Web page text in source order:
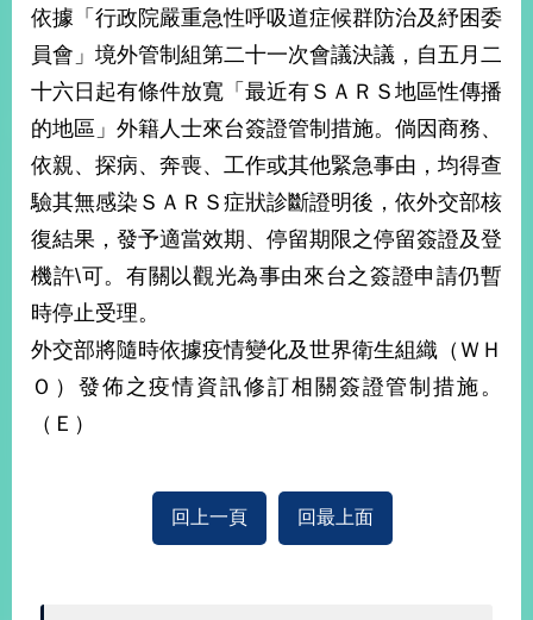
值
交
經
濟
不
落
國
台
海
和
平
護
照
回
依據「行政院嚴重急性呼吸道症候群防治及紓困委
員會」境外管制組第二十一次會議決議，自五月二
十六日起有條件放寬「最近有ＳＡＲＳ地區性傳播
的地區」外籍人士來台簽證管制措施。倘因商務、
依親、探病、奔喪、工作或其他緊急事由，均得查
驗其無感染ＳＡＲＳ症狀診斷證明後，依外交部核
復結果，發予適當效期、停留期限之停留簽證及登
機許\可。有關以觀光為事由來台之簽證申請仍暫
時停止受理。
外交部將隨時依據疫情變化及世界衛生組織（ＷＨ
Ｏ）發佈之疫情資訊修訂相關簽證管制措施。
（Ｅ）
回上一頁 回最上面